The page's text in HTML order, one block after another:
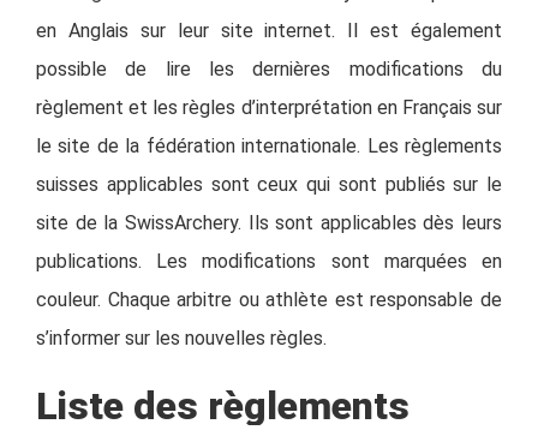
en Anglais sur leur site internet. Il est également
possible de lire les dernières modifications du
règlement et les règles d’interprétation en Français sur
le site de la fédération internationale. Les règlements
suisses applicables sont ceux qui sont publiés sur le
site de la SwissArchery. Ils sont applicables dès leurs
publications. Les modifications sont marquées en
couleur. Chaque arbitre ou athlète est responsable de
s’informer sur les nouvelles règles.
Liste des règlements